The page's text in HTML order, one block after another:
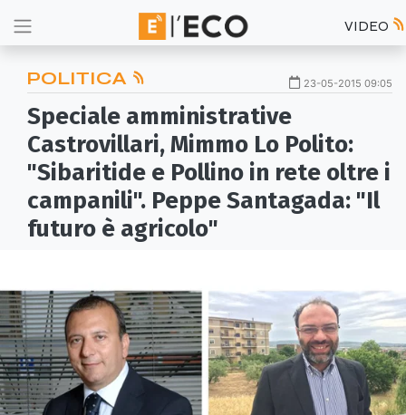
VIDEO
POLITICA 23-05-2015 09:05
Speciale amministrative
Castrovillari, Mimmo Lo Polito:
"Sibaritide e Pollino in rete oltre i
campanili". Peppe Santagada: "Il
futuro è agricolo"